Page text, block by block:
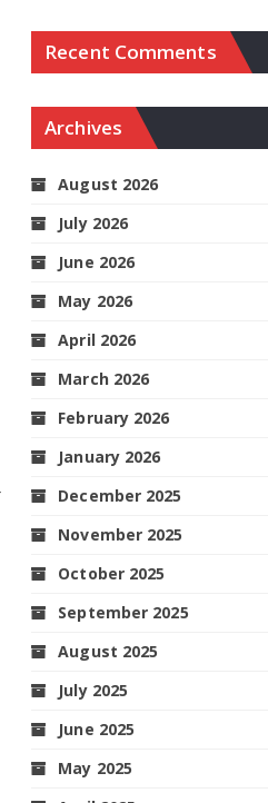
Recent Comments
Archives
August 2026
July 2026
June 2026
May 2026
April 2026
March 2026
February 2026
January 2026
December 2025
November 2025
October 2025
September 2025
August 2025
July 2025
June 2025
May 2025